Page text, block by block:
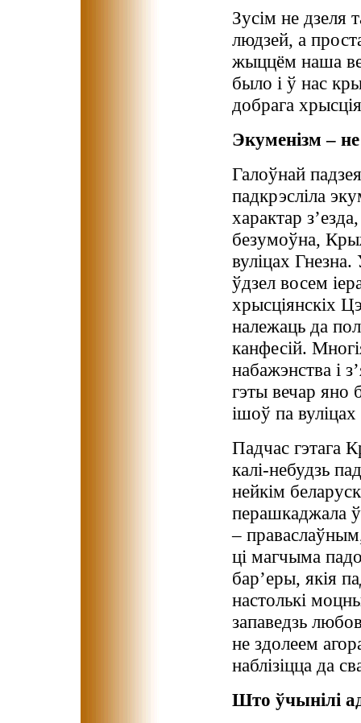
Зусім не дзеля
людзей, а
жыццём наша
было і ў нас
добрага
Экуменізм –
Галоўнай
падкрэсліла
характар
безумоўна,
вуліцах
ўдзел восем
хрысціянскіх
належаць да
канфесій.
набажэнства і
гэты вечар яно
ішоў па
Падчас гэтага
калі-небудзь
нейкім
перашкаджала
–
ці магчыма
бар’еры, якія
настолькі
запаведзь
не здолеем
наблізіцца да
Што ўчынілі